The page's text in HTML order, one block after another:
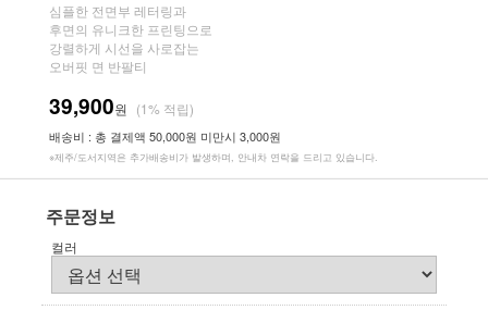
심플한 전면부 레터링과
후면의 유니크한 프린팅으로
강렬하게 시선을 사로잡는
오버핏 면 반팔티
39,900원 (1% 적립)
배송비 : 총 결제액 50,000원 미만시 3,000원
※제주/도서지역은 추가배송비가 발생하며, 안내차 연락을 드리고 있습니다.
주문정보
컬러